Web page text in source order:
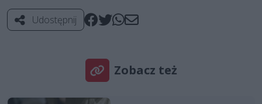
Udostępnij
Zobacz też